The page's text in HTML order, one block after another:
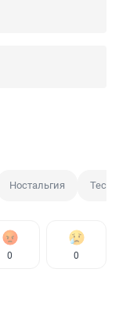
Ностальгия Тест
0 0